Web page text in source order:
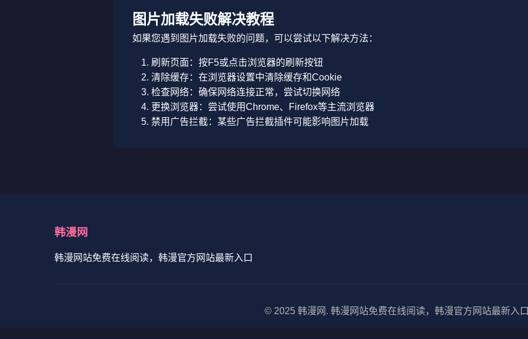
图片加载失败解决教程
如果您遇到图片加载失败的问题，可以尝试以下解决方法：
刷新页面：按F5或点击浏览器的刷新按钮
清除缓存：在浏览器设置中清除缓存和Cookie
检查网络：确保网络连接正常，尝试切换网络
更换浏览器：尝试使用Chrome、Firefox等主流浏览器
禁用广告拦截：某些广告拦截插件可能影响图片加载
韩漫网
韩漫网站免费在线阅读，韩漫官方网站最新入口
© 2025 韩漫网. 韩漫网站免费在线阅读，韩漫官方网站最新入口